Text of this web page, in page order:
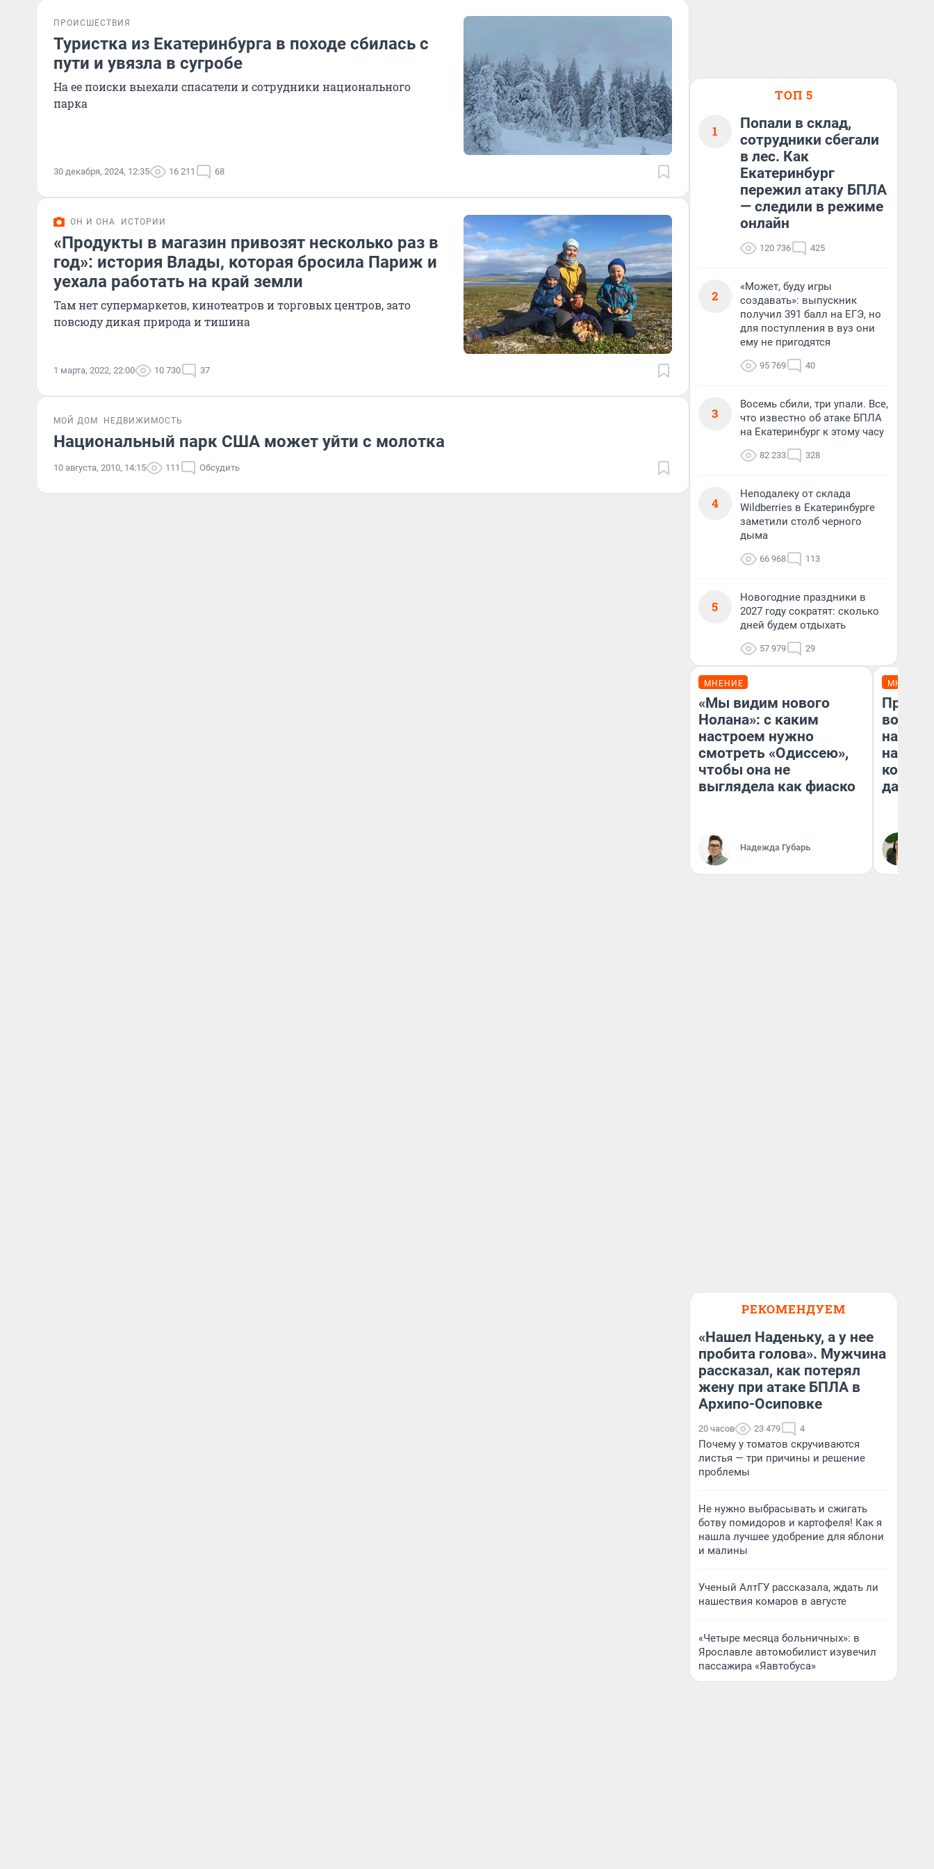
ПРОИСШЕСТВИЯ
Туристка из Екатеринбурга в походе сбилась с
пути и увязла в сугробе
На ее поиски выехали спасатели и сотрудники национального
парка
30 декабря, 2024, 12:35 16 211 68
ОН И ОНА ИСТОРИИ
«Продукты в магазин привозят несколько раз в
год»: история Влады, которая бросила Париж и
уехала работать на край земли
Там нет супермаркетов, кинотеатров и торговых центров, зато
повсюду дикая природа и тишина
1 марта, 2022, 22:00 10 730 37
МОЙ ДОМ НЕДВИЖИМОСТЬ
Национальный парк США может уйти с молотка
10 августа, 2010, 14:15 111 Обсудить
ТОП 5
1
Попали в склад,
сотрудники сбегали
в лес. Как
Екатеринбург
пережил атаку БПЛА
— следили в режиме
онлайн
120 736 425
2
«Может, буду игры
создавать»: выпускник
получил 391 балл на ЕГЭ, но
для поступления в вуз они
ему не пригодятся
95 769 40
3
Восемь сбили, три упали. Все,
что известно об атаке БПЛА
на Екатеринбург к этому часу
82 233 328
4
Неподалеку от склада
Wildberries в Екатеринбурге
заметили столб черного
дыма
66 968 113
5
Новогодние праздники в
2027 году сократят: сколько
дней будем отдыхать
57 979 29
МНЕНИЕ
«Мы видим нового
Нолана»: с каким
настроем нужно
смотреть «Одиссею»,
чтобы она не
выглядела как фиаско
Надежда Губарь
МНЕНИЕ
нам
даже
РЕКОМЕНДУЕМ
«Нашел Наденьку, а у нее
пробита голова». Мужчина
рассказал, как потерял
жену при атаке БПЛА в
Архипо-Осиповке
20 часов 23 479 4
Почему у томатов скручиваются
листья — три причины и решение
проблемы
Не нужно выбрасывать и сжигать
ботву помидоров и картофеля! Как я
нашла лучшее удобрение для яблони
и малины
Ученый АлтГУ рассказала, ждать ли
нашествия комаров в августе
«Четыре месяца больничных»: в
Ярославле автомобилист изувечил
пассажира «Яавтобуса»